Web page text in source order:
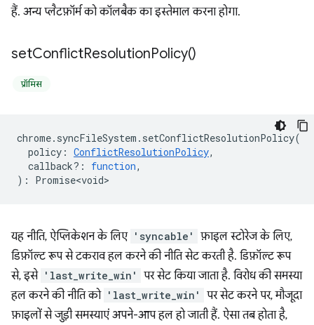
हैं. अन्य प्लैटफ़ॉर्म को कॉलबैक का इस्तेमाल करना होगा.
setConflictResolutionPolicy()
प्रॉमिस
chrome. syncFileSystem . setConflictResolutionPolicy(
policy : ConflictResolutionPolicy,
callback? : function,
) : Promise<void>
यह नीति, ऐप्लिकेशन के लिए 'syncable'
फ़ाइल स्टोरेज के लिए,
डिफ़ॉल्ट रूप से टकराव हल करने की नीति सेट करती है. डिफ़ॉल्ट रूप
से, इसे 'last_write_win'
पर सेट किया जाता है. विरोध की समस्या
हल करने की नीति को 'last_write_win'
पर सेट करने पर, मौजूदा
फ़ाइलों से जुड़ी समस्याएं अपने-आप हल हो जाती हैं. ऐसा तब होता है,